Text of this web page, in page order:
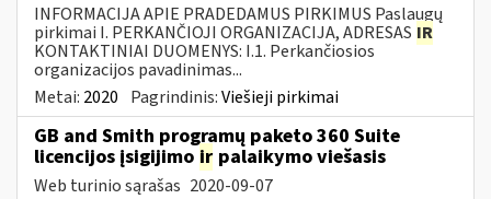
INFORMACIJA APIE PRADEDAMUS PIRKIMUS Paslaugų
pirkimai I. PERKANČIOJI ORGANIZACIJA, ADRESAS IR
KONTAKTINIAI DUOMENYS: I.1. Perkančiosios
organizacijos pavadinimas...
Metai: 2020 Pagrindinis:Viešieji pirkimai
GB and Smith programų paketo 360 Suite
licencijos įsigijimo ir palaikymo viešasis
Web turinio sąrašas 2020-09-07